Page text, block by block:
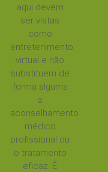
aqui devem
ser vistas
como
entretenimento
virtual e não
substituem de
forma alguma
o
aconselhamento
médico
profissional ou
o tratamento
eficaz. É